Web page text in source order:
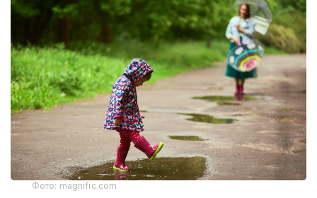
Фото: magnific.com